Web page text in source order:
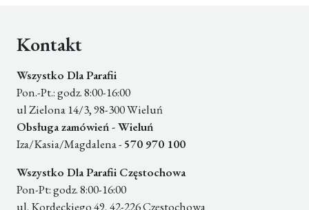
Kontakt
Wszystko Dla Parafii
Pon.-Pt.: godz. 8:00-16:00
ul Zielona 14/3, 98-300 Wieluń
Obsługa zamówień - Wieluń
Iza/Kasia/Magdalena - 570 970 100
Wszystko Dla Parafii Częstochowa
Pon-Pt: godz. 8:00-16:00
ul. Kordeckiego 49, 42-226 Częstochowa